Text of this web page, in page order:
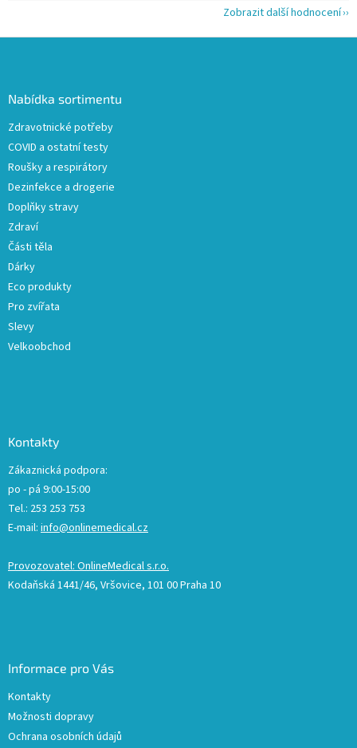
Zobrazit další hodnocení
Nabídka sortimentu
Zdravotnické potřeby
COVID a ostatní testy
Roušky a respirátory
Dezinfekce a drogerie
Doplňky stravy
Zdraví
Části těla
Dárky
Eco produkty
Pro zvířata
Slevy
Velkoobchod
Kontakty
Zákaznická podpora:
po - pá 9:00-15:00
Tel.: 253 253 753
E-mail: info@onlinemedical.cz
Provozovatel: OnlineMedical s.r.o.
Kodaňská 1441/46, Vršovice, 101 00 Praha 10
Informace pro Vás
Kontakty
Možnosti dopravy
Ochrana osobních údajů